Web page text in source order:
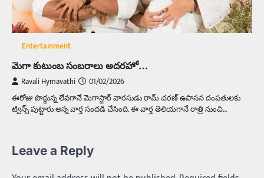
Entertainment
మెగా కుటుంబ సంబరాలు అదరహో…
Ravali Hymavathi 01/02/2026
ఈరోజు పొద్దున్న లేవగానే మెగాస్టార్ వారసుడు రామ్ చరణ్ ఉపాసన దంపతులకు
ట్విన్స్ పుట్టారు అన్న వార్త సందడి చేసింది. ఈ వార్త తెలియగానే రాత్రి నుంచి…
Leave a Reply